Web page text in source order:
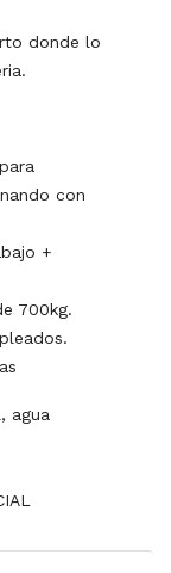
donde lo
con
+
700kg.
agua